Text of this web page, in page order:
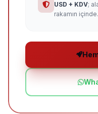
USD + KDV;
rakamın içinde.